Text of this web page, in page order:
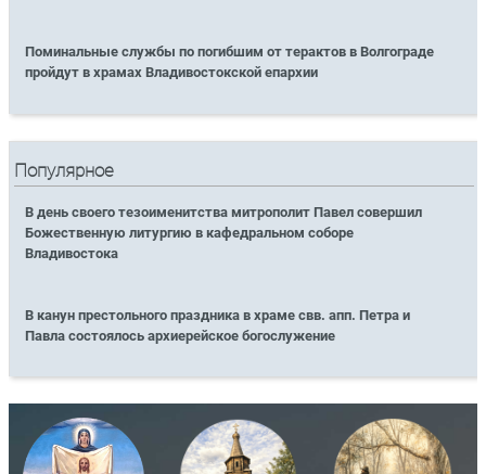
Поминальные службы по погибшим от терактов в Волгограде
пройдут в храмах Владивостокской епархии
Популярное
В день своего тезоименитства митрополит Павел совершил
Божественную литургию в кафедральном соборе
Владивостока
В канун престольного праздника в храме свв. апп. Петра и
Павла состоялось архиерейское богослужение